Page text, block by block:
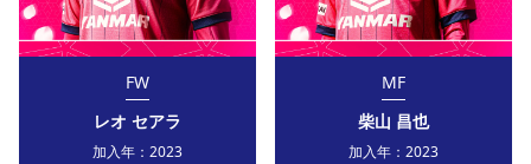
FW
レオ セアラ
加入年： 2023
MF
柴山 昌也
加入年： 2023